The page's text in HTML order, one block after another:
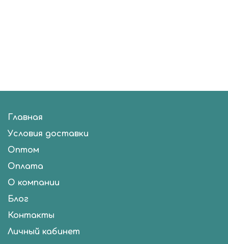
Главная
Условия доставки
Оптом
Оплата
О компании
Блог
Контакты
Личный кабинет